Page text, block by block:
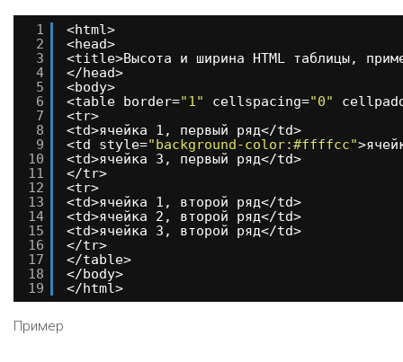
1
2
3
4
5
6
7
8
9
10
11
12
13
14
15
16
17
18
19
<html>
<head>
<title>Высота и ширина HTML таблицы,
</head>
<body>
<table border="1" cellspacing="0"
<tr>
<td>ячейка 1, первый ряд</td>
<td style="background-color:#ffffcc"
<td>ячейка 3, первый ряд</td>
</tr>
<tr>
<td>ячейка 1, второй ряд</td>
<td>ячейка 2, второй ряд</td>
<td>ячейка 3, второй ряд</td>
</tr>
</table>
</body>
</html>
Пример